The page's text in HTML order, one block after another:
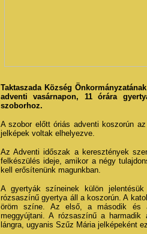
Taktaszada Község
adventi vasárnapon, 11 órára
szoborhoz.
A szobor előtt óriás adventi koszorún
jelképek voltak elhelyezve.
Az Adventi időszak a keresztények
felkészülés ideje, amikor a négy
kell erősítenünk magunkban.
A gyertyák színeinek külön
rózsaszínű gyertya áll a koszorún. A
öröm színe. Az első, a második és
meggyújtani. A rózsaszínű a harmadik
lángra, ugyanis Szűz Mária jelképeként